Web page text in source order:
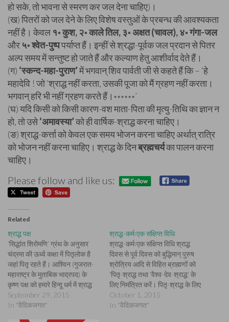
हो सके, तो भावना से स्मरण कर जल देना चाहिए)।
(ख) पितरों को जल देने के लिए विशेष वस्तुओं के प्रबन्ध की आवश्यकता
नहीं है। केवल १॰ कुश, २॰ काले तिल, ३॰ अक्षत (चावल), ४॰ गंगा-जल
और ५॰ श्वेत-पुष्पपर्याप्त हैं। इन्हीं से श्रद्धा-पूर्वक जल प्रदान से पितर
अल्प समय में सन्तुष्ट हो जाते हैं और कल्याण हेतु आशीर्वाद देते हैं।
(ग) ‘स्कन्द-महा-पुराण’में भगवान् शिव पार्वती जी से कहते हैं कि – ‘हे
महादेवि ! जो ‘श्राद्ध नहीं करता, उसकी पूजा को मैं ग्रहण नहीं करता।
भगवान् हरि भी नहीं ग्रहण करते हैं।॰॰॰॰॰॰’
(घ) यदि किसी को किसी कारण-वश माता-पिता की मृत्यु-तिथि का ज्ञान न
हो, तो उसे‘अमावस्या’को ही वार्षिक-श्राद्ध करना चाहिए।
(ङ) श्राद्ध-कर्त्ता को केवल एक समय भोजन करना चाहिए अर्थात् रात्रि
को भोजन नहीं करना चाहिए। श्राद्ध के दिनब्रह्मचर्यका पालन करना
चाहिए।
Please follow and like us:
Related
श्राद्ध पक्ष
‘सिद्धांत शिरोमणि’ ग्रंथ के अनुसार
चंद्रमा की ऊर्ध्व कक्षा में पितृलोक है
जहां पितृ रहते हैं। आश्विन (गुजरात-
महाराष्ट्र के मुताबिक भाद्रपद) के
कृष्ण पक्ष को हमारे हिन्दू धर्म में श्राद्ध
पक्ष के रूप में मनाया जाता है। इसे
महालय और पितृ पक्ष भी कहते हैं।
September 29, 2015
In "वैदिकजगत"
श्राद्ध-कर्मःएक संक्षिप्त विधि
श्राद्ध-कर्मःएक संक्षिप्त विधि श्राद्ध
दिवस से पूर्व दिवस को बुद्धिमान् पुरुष
श्रोत्रिय आदि से विहित ब्राह्मणों को
'पितृ-श्राद्ध तथा 'वैश्व-देव-श्राद्ध' के
लिए निमंत्रित करें। पितृ-श्राद्ध के लिए
सामर्थ्यानुसार अयुग्म तथा वैश्व-देव-
श्राद्ध के लिए युग्म ब्राह्मणों को
October 1, 2015
In "वैदिकजगत"